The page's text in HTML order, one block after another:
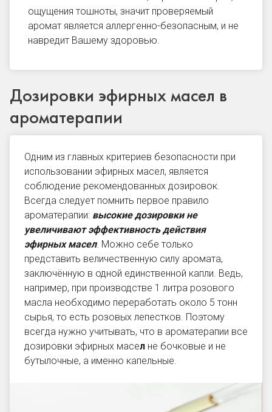
ощущения тошноты, значит проверяемый
аромат является аллергенно-безопасным, и не
навредит Вашему здоровью.
Дозировки эфирных масел в
ароматерапии
Одним из главных критериев безопасности при
использовании эфирных масел, является
соблюдение рекомендованных дозировок.
Всегда следует помнить первое правило
ароматерапии: высокие дозировки не
увеличивают эффективность действия
эфирных масел. Можно себе только
представить величественную силу аромата,
заключённую в одной единственной капли. Ведь,
например, при производстве 1 литра розового
масла необходимо переработать около 5 тонн
сырья, то есть розовых лепестков. Поэтому
всегда нужно учитывать, что в ароматерапии все
дозировки эфирных масел не бочковые и не
бутылочные, а именно капельные.